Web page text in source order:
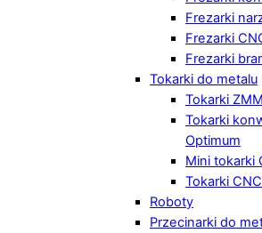
Frezarki
Frezarki
Frezarki
Tokarki do metalu
Tokarki
Tokarki
Optimum
Mini tokarki
Tokarki
Roboty
Przecinarki do